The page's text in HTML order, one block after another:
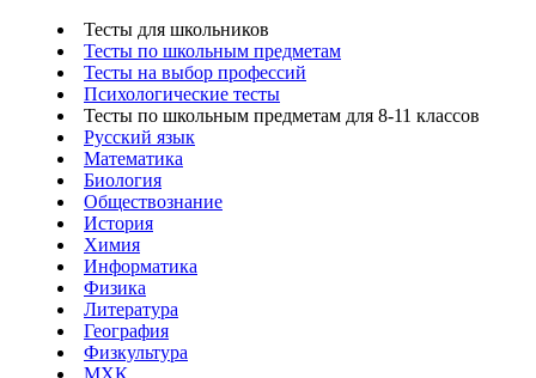
Тесты для школьников
Тесты по школьным предметам
Тесты на выбор профессий
Психологические тесты
Тесты по школьным предметам для 8-11 классов
Русский язык
Математика
Биология
Обществознание
История
Химия
Информатика
Физика
Литература
География
Физкультура
МХК